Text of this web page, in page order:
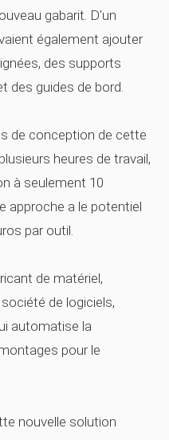
gabarit. D'un
également ajouter
des supports
des guides de bord.
de conception de cette
heures de travail,
à seulement 10
approche a le potentiel
par outil.
de matériel,
de logiciels,
automatise la
pour le
nouvelle solution